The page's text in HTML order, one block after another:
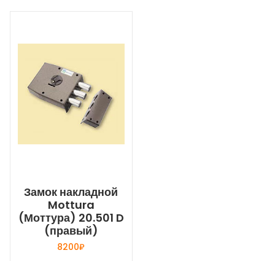
Замок накладной
Mottura
(Моттура) 20.501 D
(правый)
8200₽